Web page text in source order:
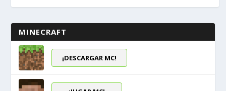
MINECRAFT
¡DESCARGAR MC!